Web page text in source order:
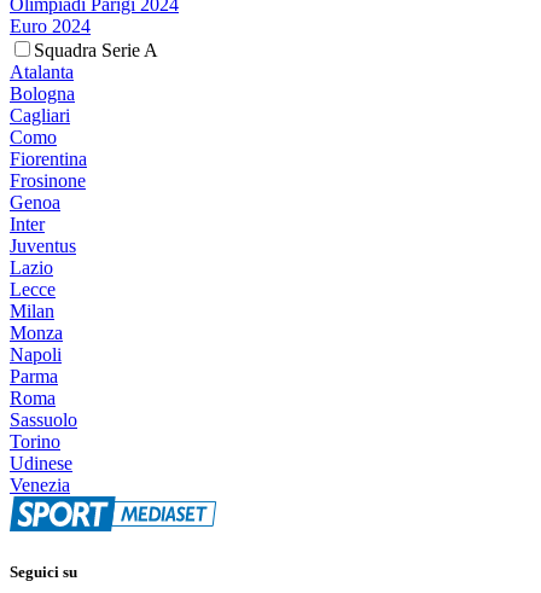
Olimpiadi Parigi 2024
Euro 2024
Squadra Serie A
Atalanta
Bologna
Cagliari
Como
Fiorentina
Frosinone
Genoa
Inter
Juventus
Lazio
Lecce
Milan
Monza
Napoli
Parma
Roma
Sassuolo
Torino
Udinese
Venezia
Seguici su